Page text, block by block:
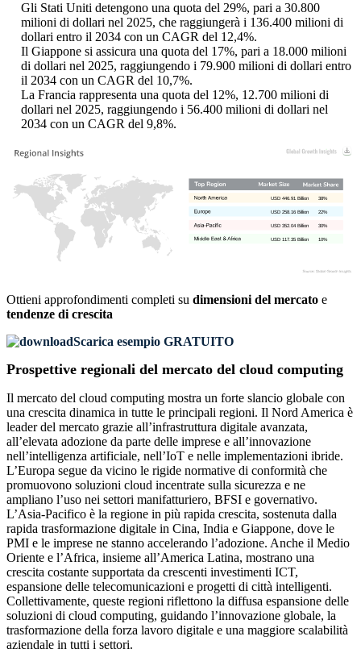
Gli Stati Uniti detengono una quota del 29%, pari a 30.800
milioni di dollari nel 2025, che raggiungerà i 136.400 milioni di
dollari entro il 2034 con un CAGR del 12,4%.
Il Giappone si assicura una quota del 17%, pari a 18.000 milioni
di dollari nel 2025, raggiungendo i 79.900 milioni di dollari entro
il 2034 con un CAGR del 10,7%.
La Francia rappresenta una quota del 12%, 12.700 milioni di
dollari nel 2025, raggiungendo i 56.400 milioni di dollari nel
2034 con un CAGR del 9,8%.
10%
USD 117.35 Billion
30%
USD 352.04 Billion
22%
USD 258.16 Billion
38%
USD 446.91 Billion
Ottieni approfondimenti completi su dimensioni del mercato e
tendenze di crescita
Scarica esempio GRATUITO
Prospettive regionali del mercato del cloud computing
Il mercato del cloud computing mostra un forte slancio globale con
una crescita dinamica in tutte le principali regioni. Il Nord America è
leader del mercato grazie all’infrastruttura digitale avanzata,
all’elevata adozione da parte delle imprese e all’innovazione
nell’intelligenza artificiale, nell’IoT e nelle implementazioni ibride.
L’Europa segue da vicino le rigide normative di conformità che
promuovono soluzioni cloud incentrate sulla sicurezza e ne
ampliano l’uso nei settori manifatturiero, BFSI e governativo.
L’Asia-Pacifico è la regione in più rapida crescita, sostenuta dalla
rapida trasformazione digitale in Cina, India e Giappone, dove le
PMI e le imprese ne stanno accelerando l’adozione. Anche il Medio
Oriente e l’Africa, insieme all’America Latina, mostrano una
crescita costante supportata da crescenti investimenti ICT,
espansione delle telecomunicazioni e progetti di città intelligenti.
Collettivamente, queste regioni riflettono la diffusa espansione delle
soluzioni di cloud computing, guidando l’innovazione globale, la
trasformazione della forza lavoro digitale e una maggiore scalabilità
aziendale in tutti i settori.